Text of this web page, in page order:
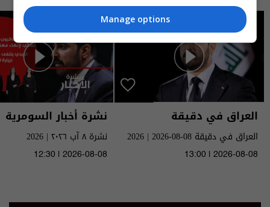
العراق في دقيقة
العراق في دقيقة 08-08-2026 | 2026
13:00 | 2026-08-08
نشرة أخبار السومرية
نشرة ٨ آب ٢٠٢٦ | 2026
12:30 | 2026-08-08
Manage options